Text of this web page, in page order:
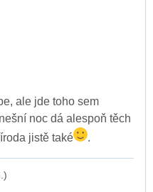
ale jde toho sem
noc dá alespoň těch
jistě také
.